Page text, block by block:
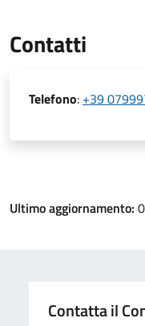
Contatti
Telefono: +39
Ultimo aggiornamento:
Contatta il